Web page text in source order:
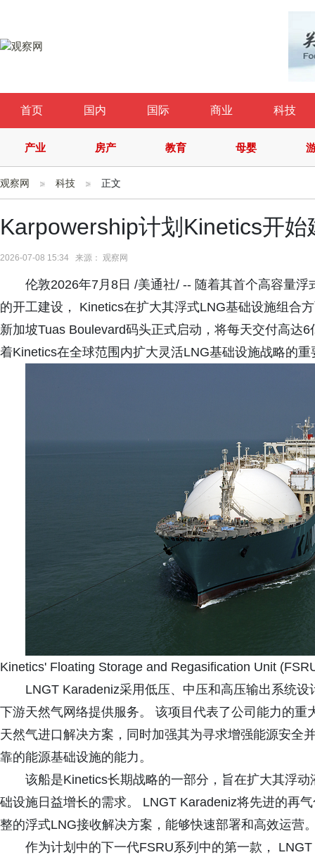
首页 国内 国际 商业 科技
产业 房产 教育 母婴
观察网 科技 正文
Karpowership计划Kinetics开
2026-07-08 15:34 来源： 观察网
伦敦2026年7月8日 /美通社/ -- 随着其首个高容量
的开工建设， Kinetics在扩大其浮式LNG基础设施组合
新加坡Tuas Boulevard码头正式启动，将每天交付高达
着Kinetics在全球范围内扩大灵活LNG基础设施战略的重
Kinetics' Floating Storage and Regasification Unit
LNGT Karadeniz采用低压、中压和高压输出系统
下游天然气网络提供服务。 该项目代表了公司能力的
天然气进口解决方案，同时加强其为寻求增强能源安全
靠的能源基础设施的能力。
该船是Kinetics长期战略的一部分，旨在扩大其浮
础设施日益增长的需求。 LNGT Karadeniz将先进的再
整的浮式LNG接收解决方案，能够快速部署和高效运营
作为计划中的下一代FSRU系列中的第一款，